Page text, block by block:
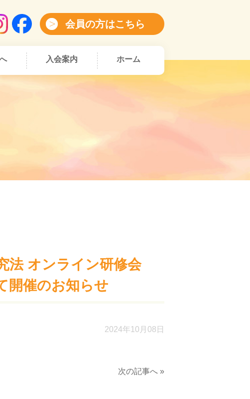
会員の方はこちら
入会案内 ホーム
法 オンライン研修会
開催のお知らせ
2024年10月08日
次の記事へ »